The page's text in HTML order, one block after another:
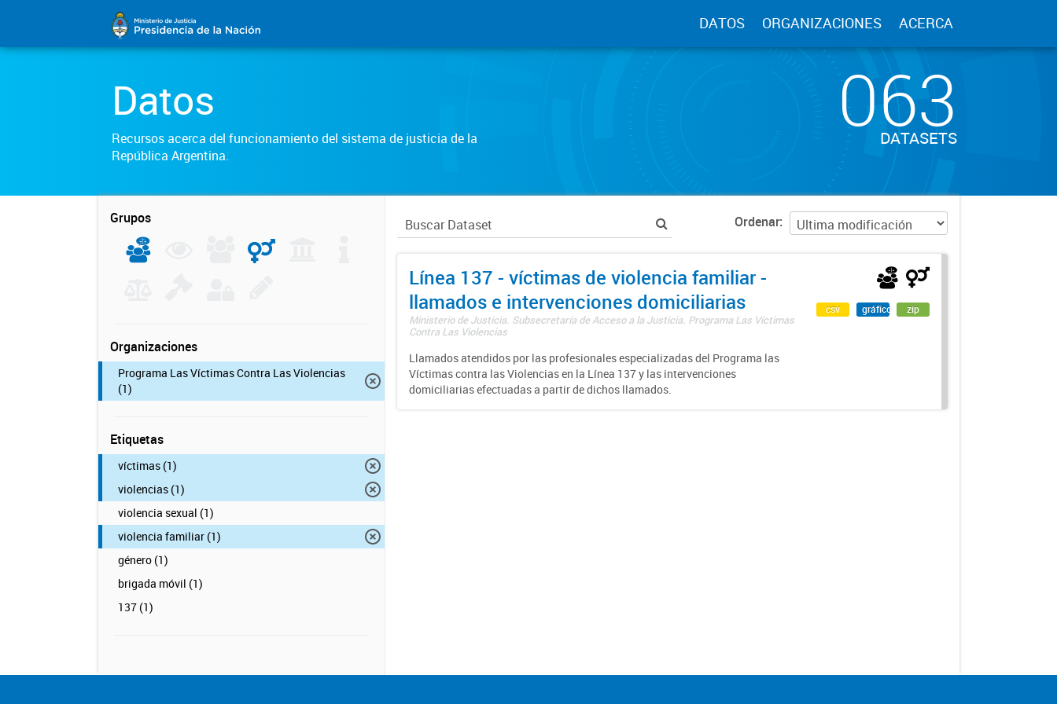
DATOS ORGANIZACIONES ACERCA
Datos
Recursos acerca del funcionamiento del sistema de justicia de la
República Argentina.
063
DATASETS
Grupos
Organizaciones
Programa Las Víctimas Contra Las Violencias
(1)
Etiquetas
víctimas (1)
violencias (1)
violencia sexual (1)
violencia familiar (1)
género (1)
brigada móvil (1)
137 (1)
Ordenar
Línea 137 - víctimas de violencia familiar -
llamados e intervenciones domiciliarias
Ministerio de Justicia. Subsecretaría de Acceso a la Justicia. Programa Las Víctimas
Contra Las Violencias
Llamados atendidos por las profesionales especializadas del Programa las
Víctimas contra las Violencias en la Línea 137 y las intervenciones
domiciliarias efectuadas a partir de dichos llamados.
csv gráfico zip